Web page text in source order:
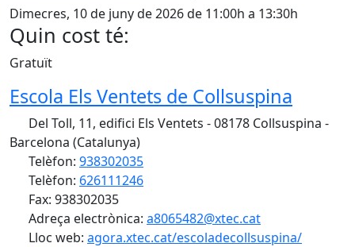
Dimecres, 10 de juny de 2026 de 11:00h a 13:30h
Quin cost té:
Gratuït
Escola Els Ventets de Collsuspina
Del Toll, 11, edifici Els Ventets - 08178 Collsuspina -
Barcelona (Catalunya)
Telèfon: 938302035
Telèfon: 626111246
Fax: 938302035
Adreça electrònica: a8065482@xtec.cat
Lloc web: agora.xtec.cat/escoladecollsuspina/